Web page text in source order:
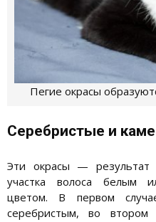
Пегие окрасы
Серебристые и
Эти окрасы — результат
участка волоса белым
цветом. В первом
серебристым, во